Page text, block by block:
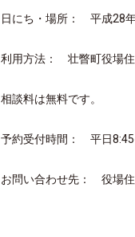
日にち・場所： 平成28
利用方法： 壮瞥町役場住
相談料は無料です。
予約受付時間： 平日
お問い合わせ先： 役場住